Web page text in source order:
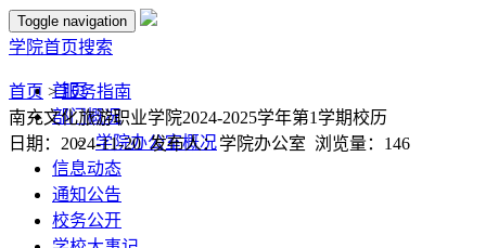
Toggle navigation
学院首页搜索
首页
部门概况
学院办公室概况
信息动态
通知公告
校务公开
首页 >服务指南
南充文化旅游职业学院2024-2025学年第1学期校历
日期：2024-11-20 发布人：学院办公室 浏览量： 146